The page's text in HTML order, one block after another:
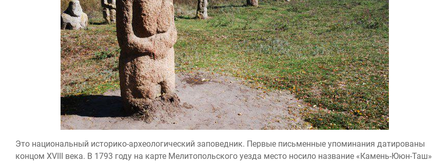
Это национальный историко-археологический заповедник. Первые письменные упоминания датированы
концом XVIII века. В 1793 году на карте Мелитопольского уезда место носило название «Камень-Ююн-Таш»